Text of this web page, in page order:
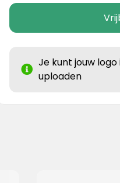
Je kunt jouw
uploaden